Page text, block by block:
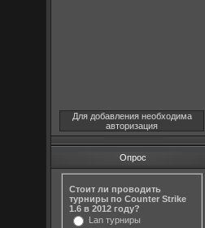
Для добавления необходима
авторизация
Опрос
Стоит ли проводить
турниры по Counter Strike
1.6 в 2012 году?
Lan турниры